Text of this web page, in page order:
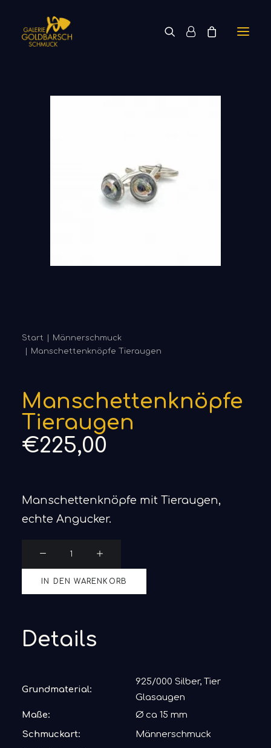
Start
Männerschmuck
Manschettenknöpfe Tieraugen
Manschettenknöpfe
Tieraugen
€225,00
Manschettenknöpfe mit Tieraugen,
echte Angucker.
MengeIN DEN WARENKORB
Details
Grundmaterial:
925/000 Silber, Tier
Glasaugen
Maße:
Ø ca 15 mm
Schmuckart:
Männerschmuck